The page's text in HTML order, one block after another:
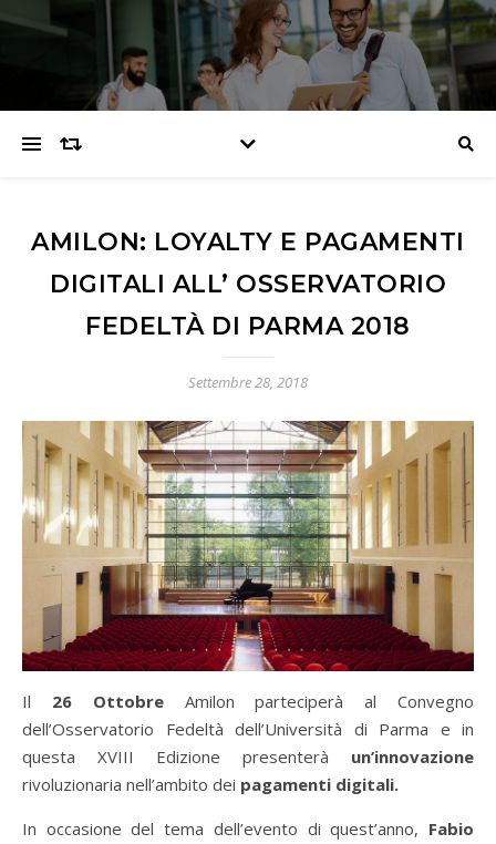
AMILON: LOYALTY E PAGAMENTI
DIGITALI ALL’ OSSERVATORIO
FEDELTÀ DI PARMA 2018
Settembre 28, 2018
Il 26 OttobreAmilon parteciperà al Convegno
dell’Osservatorio Fedeltà dell’Università di Parma e in
questa XVIII Edizione presenterà un’innovazione
rivoluzionaria nell’ambito dei pagamenti digitali.
In occasione del tema dell’evento di quest’anno, Fabio